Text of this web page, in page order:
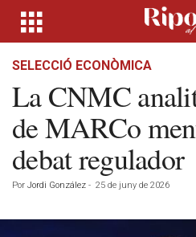
SELECCIÓ ECONÒMICA
La CNMC
de MARCo
debat regulador
Por Jordi González - 25 de juny de 2026